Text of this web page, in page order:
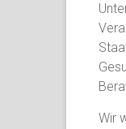
Wir